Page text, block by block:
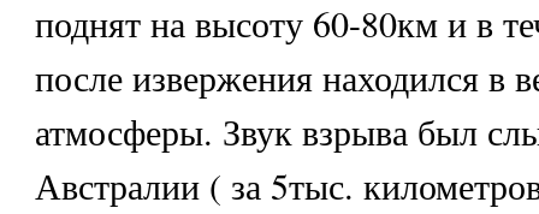
поднят на высоту 60-80км и в
после извержения находился в
атмосферы. Звук взрыва был
Австралии ( за 5тыс.